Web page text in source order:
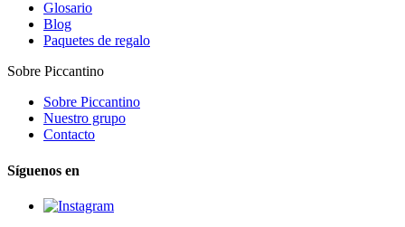
Glosario
Blog
Paquetes de regalo
Sobre Piccantino
Sobre Piccantino
Nuestro grupo
Contacto
Síguenos en